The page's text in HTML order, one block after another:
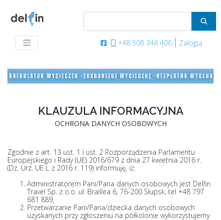
+48 508 346 406 Zaloguj
KLAUZULA INFORMACYJNA
OCHRONA DANYCH OSOBOWYCH
Zgodnie z art. 13 ust. 1 i ust. 2 Rozporządzenia Parlamentu
Europejskiego i Rady (UE) 2016/679 z dnia 27 kwietnia 2016 r.
(Dz. Urz. UE L z 2016 r. 119) informuję, iż:
Administratorem Pani/Pana danych osobowych jest Delfin
Travel Sp. z o.o. ul. Braillea 6, 76-200 Słupsk, tel +48 797
681 889,
Przetwarzanie Pani/Pana/dziecka danych osobowych
uzyskanych przy zgłoszeniu na półkolonie wykorzystujemy